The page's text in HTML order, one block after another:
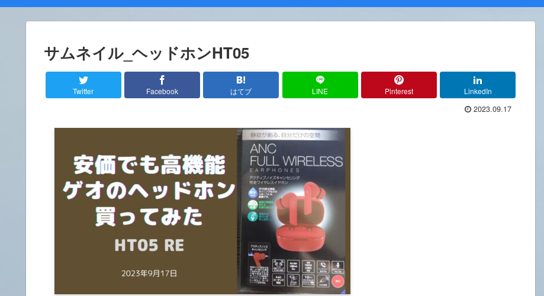
サムネイル_ヘッドホンHT05
Twitter Facebook はてブ LINE Pinterest LinkedIn
2023.09.17